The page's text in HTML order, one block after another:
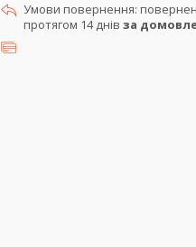
протягом 14 днів за